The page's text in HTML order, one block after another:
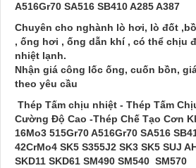
A516Gr70 SA516 SB410 A285 A387
Chuyên cho nghành lò hơi, lò đốt
, ống hơi , ống dẫn khí , có thể chịu
nhiệt lạnh.
Nhận giá công lốc ống, cuốn bồn,
theo yêu cầu
Thép Tấm chịu nhiệt - Thép Tấm
Cường Độ Cao -Thép Chế Tạo Cơn
16Mo3 515Gr70 A516Gr70 SA516
42CrMo4 SK5 S355J2 SK3 SK5 SUJ
SKD11 SKD61 SM490 SM540 SM570